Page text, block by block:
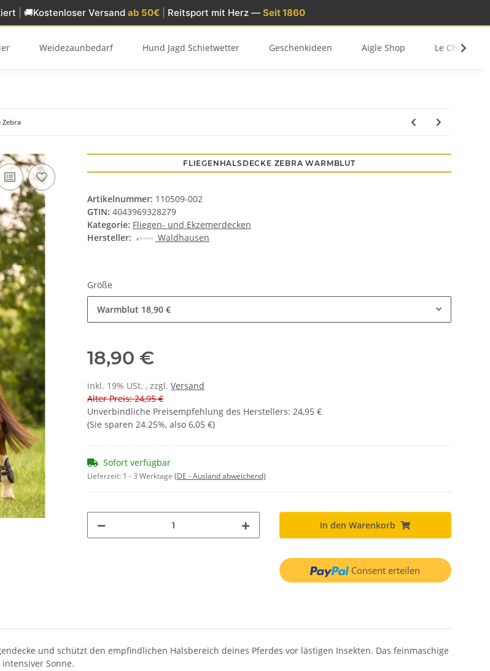
🚚Kostenloser Versand ab 50€ Reitsport mit Herz — Seit 1860
Weidezaunbedarf Hund Jagd Schietwetter Geschenkideen Aigle Shop Le
Zebra
FLIEGENHALSDECKE ZEBRA WARMBLUT
Artikelnummer: 110509-002
GTIN: 4043969328279
Kategorie: Fliegen- und Ekzemerdecken
Hersteller:
Waldhausen
Größe
Warmblut 18,90 €
18,90 €
inkl. 19% USt. , zzgl. Versand
Alter Preis: 24,95 €
Unverbindliche Preisempfehlung des Herstellers: 24,95 €
(Sie sparen 24.25%, also 6,05 €)
Sofort verfügbar
Lieferzeit: 1 - 3 Werktage (DE - Ausland abweichend)
In den Warenkorb
Consent erteilen
und schützt den empfindlichen Halsbereich deines Pferdes vor lästigen Insekten. Das feinmaschige
Sonne.